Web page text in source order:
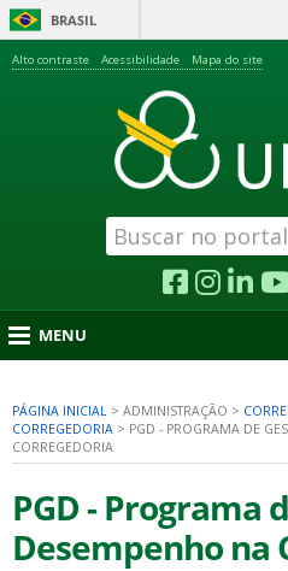
BRASIL
Alto contraste Acessibilidade Mapa do site
MENU
PÁGINA INICIAL > ADMINISTRAÇÃO >
CORREGEDORIA > PGD - PROGRAMA DE
CORREGEDORIA
PGD - Programa
Desempenho na